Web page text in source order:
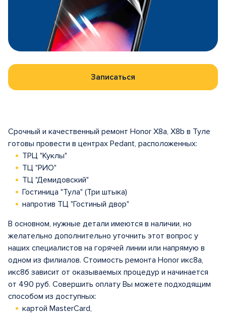
Записаться
Срочный и качественный ремонт Honor X8a, X8b в Туле
готовы провести в центрах Pedant, расположенных:
ТРЦ "Куклы"
ТЦ "РИО"
ТЦ "Демидовский"
Гостиница "Тула" (Три штыка)
напротив ТЦ "Гостиный двор"
В основном, нужные детали имеются в наличии, но
желательно дополнительно уточнить этот вопрос у
наших специалистов на горячей линии или напрямую в
одном из филиалов. Стоимость ремонта Honor икс8а,
икс8б зависит от оказываемых процедур и начинается
от 490 руб. Совершить оплату Вы можете подходящим
способом из доступных:
картой MasterCard,